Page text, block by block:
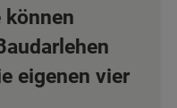
können
eigenen vier